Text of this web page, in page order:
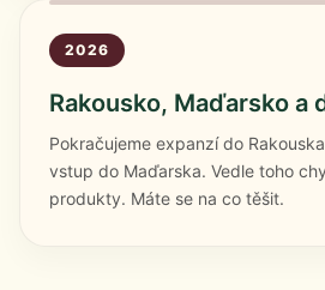
2026
Rakousko, Maďarsko a
Pokračujeme expanzí do
vstup do Maďarska. Vedle toho
produkty. Máte se na co těšit.